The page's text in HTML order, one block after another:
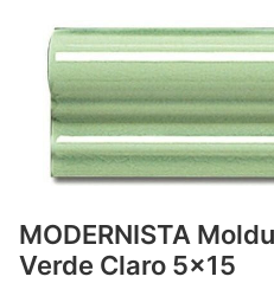
MODERNISTA
Verde Claro 5x15